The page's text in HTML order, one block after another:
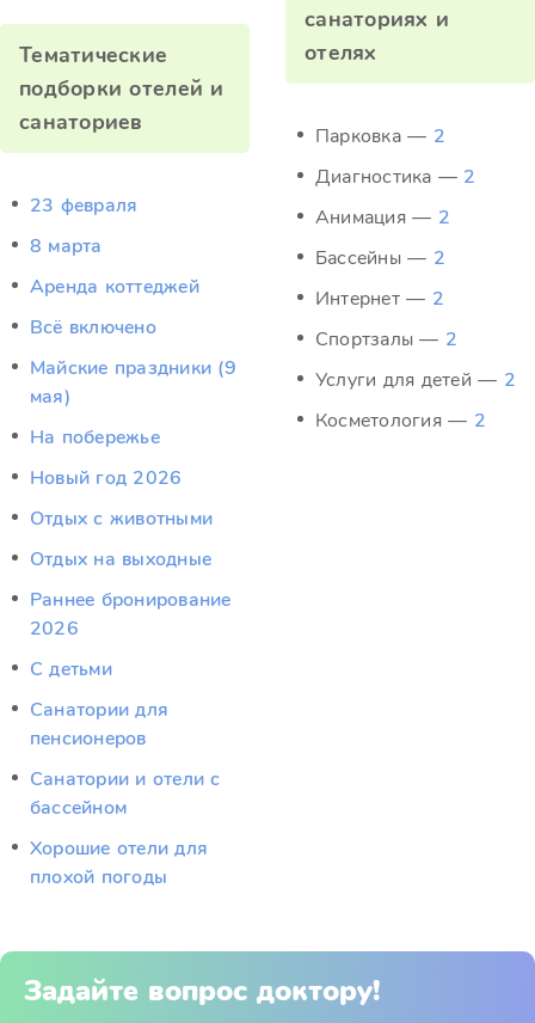
Тематические
подборки отелей и
санаториев
23 февраля
8 марта
Аренда коттеджей
Всё включено
Майские праздники (9
мая)
На побережье
Новый год 2026
Отдых c животными
Отдых на выходные
Раннее бронирование
2026
С детьми
Санатории для
пенсионеров
Санатории и отели с
бассейном
Хорошие отели для
плохой погоды
санаториях и
отелях
Парковка — 2
Диагностика — 2
Анимация — 2
Бассейны — 2
Интернет — 2
Спортзалы — 2
Услуги для детей — 2
Косметология — 2
Задайте вопрос доктору!